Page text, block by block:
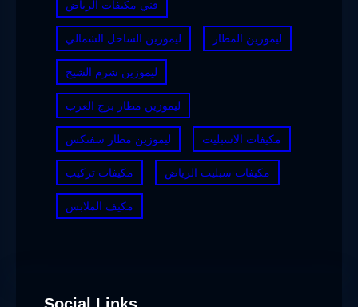
فني مكيفات الرياض
ليموزين الساحل الشمالي ليموزين المطار
ليموزين شرم الشيخ
ليموزين مطار برج العرب
ليموزين مطار سفنكس مكيفات الاسبليت
مكيفات تركيب مكيفات سبليت الرياض
مكيف الملابس